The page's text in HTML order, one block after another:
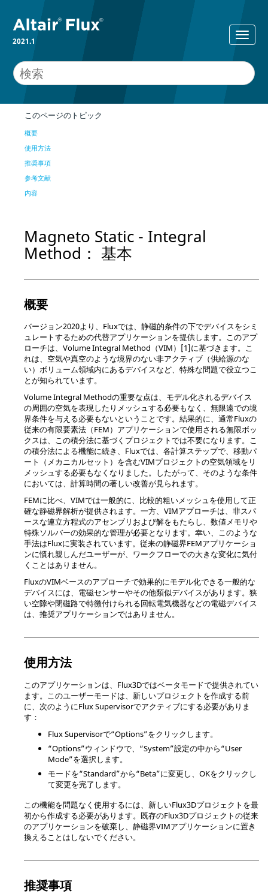
2021.1
このページのトピック
概要
使用方法
推奨事項
参考文献
内容
Magneto Static - Integral
Method： 基本
概要
バージョン2020より、Fluxでは、静磁的条件の下でデバイスをシミ
ュレートするための代替アプリケーションを提供します。このアプ
ローチは、Volume Integral Method（VIM）[1]に基づきます。こ
れは、空気や真空のような境界のない非アクティブ（供給源のな
い）ボリューム領域内にあるデバイスなど、特殊な問題で役立つこ
とが知られています。
Volume Integral Methodの重要な点は、モデル化されるデバイス
の周囲の空気を表現したりメッシュする必要もなく、無限遠での境
界条件を与える必要もないということです。結果的に、通常Fluxの
従来の有限要素法（FEM）アプリケーションで使用される無限ボッ
クスは、この積分法に基づくプロジェクトでは不要になります。こ
の積分法による機能に続き、Fluxでは、各計算ステップで、移動パ
ート（メカニカルセット）を含むVIMプロジェクトの空気領域をリ
メッシュする必要もなくなりました。したがって、そのような条件
においては、計算時間の著しい改善が見られます。
FEMに比べ、VIMでは一般的に、比較的粗いメッシュを使用して正
確な静磁界解析が提供されます。一方、VIMアプローチは、非スパ
ースな連立方程式のアセンブリおよび解をもたらし、数値メモリや
特殊ソルバーの効果的な管理が必要となります。幸い、このような
手法はFluxに実装されています。従来の静磁界FEMアプリケーショ
ンに慣れ親しんだユーザーが、ワークフローでの大きな変化に気付
くことはありません。
FluxのVIMベースのアプローチで効果的にモデル化できる一般的な
デバイスには、電磁センサーやその他類似デバイスがあります。狭
い空隙や閉磁路で特徴付けられる回転電気機器などの電磁デバイス
は、推奨アプリケーションではありません。
使用方法
このアプリケーションは、Flux3Dではベータモードで提供されてい
ます。このユーザーモードは、新しいプロジェクトを作成する前
に、次のようにFlux Supervisorでアクティブにする必要がありま
す：
Flux Supervisorで“Options”をクリックします。
“Options”ウィンドウで、“System”設定の中から“User
Mode”を選択します。
モードを“Standard”から“Beta”に変更し、OKをクリックし
て変更を完了します。
この機能を問題なく使用するには、新しいFlux3Dプロジェクトを最
初から作成する必要があります。既存のFlux3Dプロジェクトの従来
のアプリケーションを破棄し、静磁界VIMアプリケーションに置き
換えることはしないでください。
推奨事項